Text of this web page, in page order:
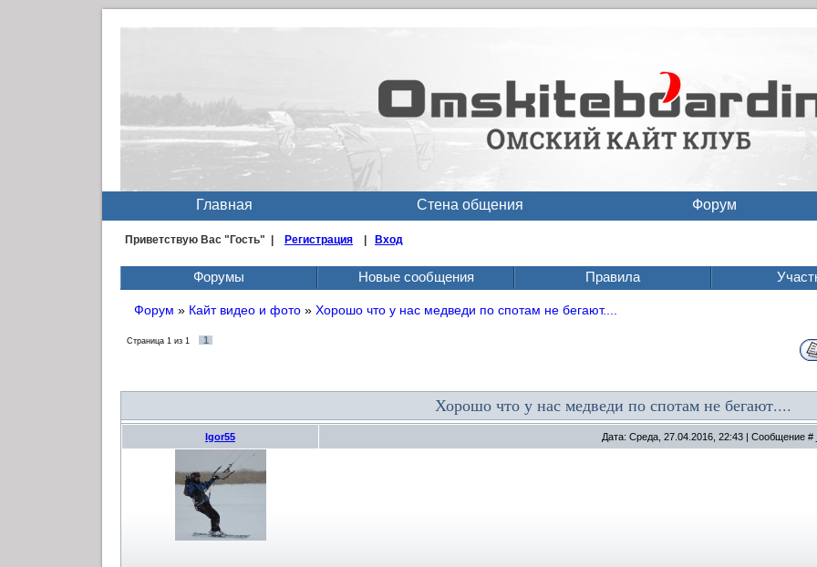
Главная Стена общения Форум
Приветствую Вас "Гость" | Регистрация Вход
Форумы Новые сообщения Правила
Форум » Кайт видео и фото » Хорошо что у нас медведи по спотам не бегают....
Страница 1 из 1 1
Хорошо что у нас медведи по спотам не бегают....
Igor55 Дата: Среда, 27.04.2016, 22:43 | Сообщение #